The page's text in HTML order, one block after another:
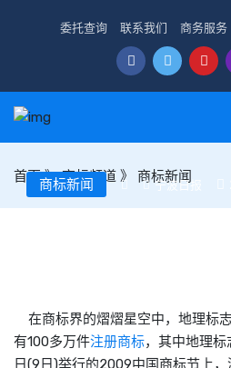
委托查询 联系我们 商务服务
首页》商标频道 》 商标新闻
商标新闻 宁波日报
在商标界的熠熠星空中，地理标
有100多万件注册商标，其中地理
日(9日)举行的2009中国商标节上